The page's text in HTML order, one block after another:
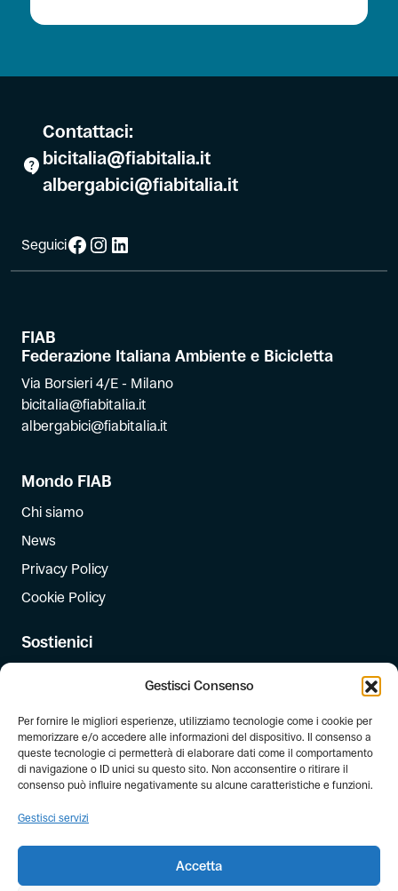
Gestisci Consenso
Per fornire le migliori esperienze, utilizziamo tecnologie come i cookie per
memorizzare e/o accedere alle informazioni del dispositivo. Il consenso a
queste tecnologie ci permetterà di elaborare dati come il comportamento
di navigazione o ID unici su questo sito. Non acconsentire o ritirare il
consenso può influire negativamente su alcune caratteristiche e funzioni.
Gestisci servizi
Accetta
Contattaci:
bicitalia@fiabitalia.it
albergabici@fiabitalia.it
SeguiciFacebook
Instagram
LinkedIn
FIAB
Federazione Italiana Ambiente e Bicicletta
Via Borsieri 4/E - Milano
bicitalia@fiabitalia.it
albergabici@fiabitalia.it
Mondo FIAB
Chi siamo
News
Privacy Policy
Cookie Policy
Sostienici
Dona il 5 per mille
Newsletter